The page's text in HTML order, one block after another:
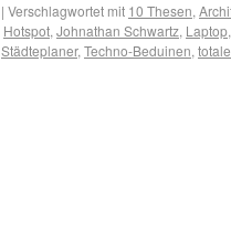
| Verschlagwortet mit 10 Thesen,
Hotspot, Johnathan Schwartz, Laptop,
Städteplaner, Techno-Beduinen,